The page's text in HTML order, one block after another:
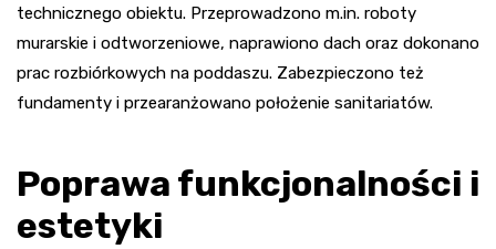
technicznego obiektu. Przeprowadzono m.in. roboty
murarskie i odtworzeniowe, naprawiono dach oraz dokonano
prac rozbiórkowych na poddaszu. Zabezpieczono też
fundamenty i przearanżowano położenie sanitariatów.
Poprawa funkcjonalności i
estetyki